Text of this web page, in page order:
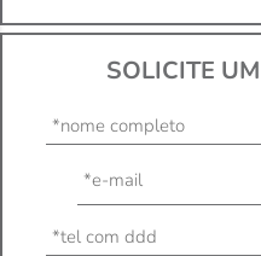
SOLICITE